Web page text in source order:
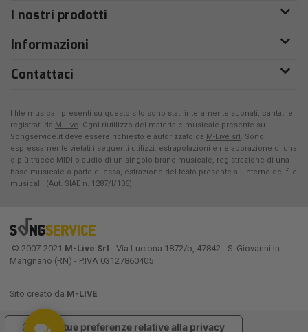
I nostri prodotti
Informazioni
Contattaci
I file musicali presenti su questo sito sono stati interamente suonati, cantati e
registrati da M-Live. Ogni riutilizzo del materiale musicale presente su
Songservice.it deve essere richiesto e autorizzato da M-Live srl. Sono
espressamente vietati i seguenti utilizzi: estrapolazioni e rielaborazione di una
o più tracce MIDI o audio di un singolo brano musicale, registrazione di una
base musicale o parte di essa, estrazione del testo presente all'interno dei file
musicali. (Aut. SIAE n. 1287/I/106)
© 2007-2021 M-Live Srl - Via Luciona 1872/b, 47842 - S. Giovanni In
Marignano (RN) - P.IVA 03127860405
Sito creato da M-LIVE
Le tue preferenze relative alla privacy